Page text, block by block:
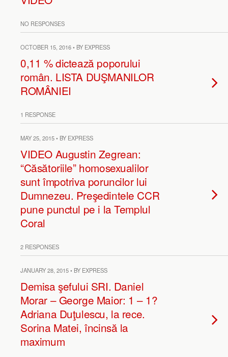
NO RESPONSES
OCTOBER 15, 2016 • BY EXPRESS
0,11 % dictează poporului
român. LISTA DUŞMANILOR
ROMÂNIEI
1 RESPONSE
MAY 25, 2015 • BY EXPRESS
VIDEO Augustin Zegrean:
“Căsătoriile” homosexualilor
sunt împotriva poruncilor lui
Dumnezeu. Preşedintele CCR
pune punctul pe i la Templul
Coral
2 RESPONSES
JANUARY 28, 2015 • BY EXPRESS
Demisa şefului SRI. Daniel
Morar – George Maior: 1 – 1?
Adriana Duţulescu, la rece.
Sorina Matei, încinsă la
maximum